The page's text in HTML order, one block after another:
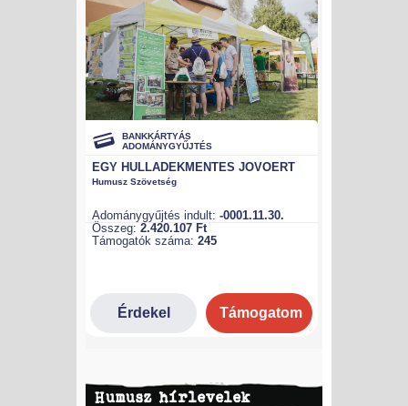
Humusz hírlevelek